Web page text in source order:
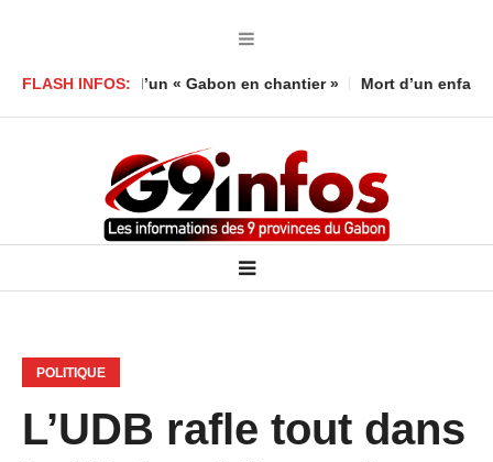
FLASH INFOS:
d’un « Gabon en chantier » Mort d’un enfant à
POLITIQUE
L’UDB rafle tout dans